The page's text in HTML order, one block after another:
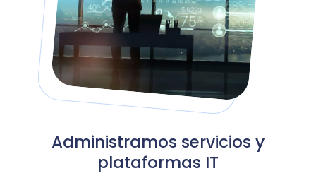
Administramos servicios y
plataformas IT
Adopte la nube
Contacte a un experto